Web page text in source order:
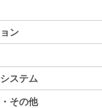
ン
ステム
その他